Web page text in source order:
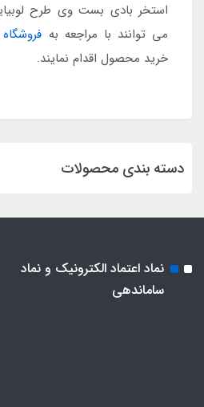
استخر بادی بست وی طرح
می توانند با مراجعه به
خرید محصول اقدام نمایند.
دسته بندی محصولات
نماد اعتماد الکترونیک و نماد
ساماندهی